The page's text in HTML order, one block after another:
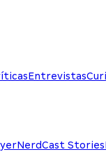
Entrevistas
NerdCast Stories